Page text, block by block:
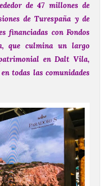
de 47 millones de
de Turespaña y de
financiadas con Fondos
que culmina un largo
en Dalt Vila,
todas las comunidades